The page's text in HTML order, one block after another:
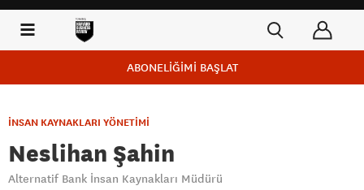
ABONELİĞİMİ BAŞLAT
İNSAN KAYNAKLARI YÖNETİMİ
Neslihan Şahin
Alternatif Bank İnsan Kaynakları Müdürü